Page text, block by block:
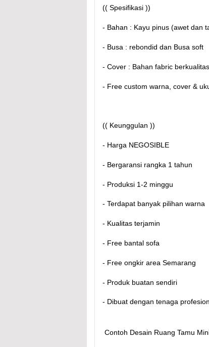
(( Spesifikasi ))
- Bahan : Kayu pinus (awet dan
- Busa : rebondid dan Busa soft
- Cover : Bahan fabric berkualitas
- Free custom warna, cover &
(( Keunggulan ))
- Harga NEGOSIBLE
- Bergaransi rangka 1 tahun
- Produksi 1-2 minggu
- Terdapat banyak pilihan warna
- Kualitas terjamin
- Free bantal sofa
- Free ongkir area Semarang
- Produk buatan sendiri
- Dibuat dengan tenaga
Contoh Desain Ruang Tamu